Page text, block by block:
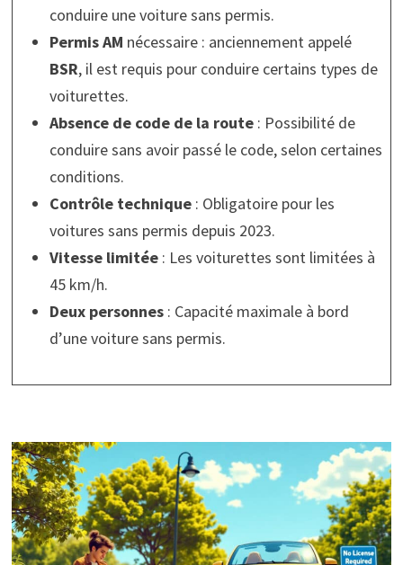
conduire une voiture sans permis.
Permis AM nécessaire : anciennement appelé
BSR, il est requis pour conduire certains types de
voiturettes.
Absence de code de la route: Possibilité de
conduire sans avoir passé le code, selon certaines
conditions.
Contrôle technique: Obligatoire pour les
voitures sans permis depuis 2023.
Vitesse limitée: Les voiturettes sont limitées à
45 km/h.
Deux personnes: Capacité maximale à bord
d’une voiture sans permis.